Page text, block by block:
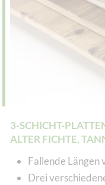
3-SCHICHT-
ALTER FICHTE,
Fallende Längen
Drei